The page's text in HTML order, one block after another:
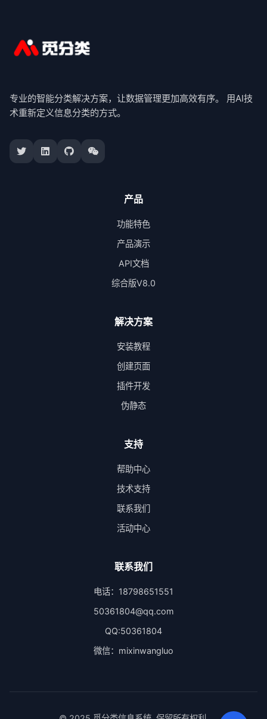
专业的智能分类解决方案，让数据管理更加高效有序。 用AI技
术重新定义信息分类的方式。
产品
功能特色
产品演示
API文档
综合版V8.0
解决方案
安装教程
创建页面
插件开发
伪静态
支持
帮助中心
技术支持
联系我们
活动中心
联系我们
电话：18798651551
50361804@qq.com
QQ:50361804
微信：mixinwangluo